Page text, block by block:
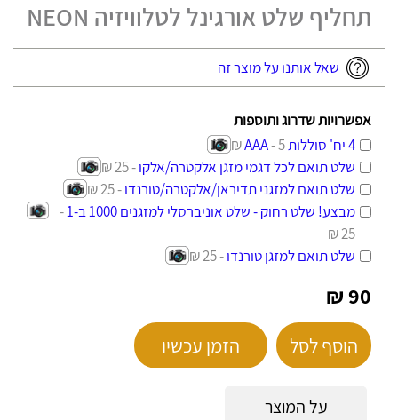
תחליף שלט אורגינל לטלוויזיה NEON
שאל אותנו על מוצר זה
אפשרויות שדרוג ותוספות
4 יח' סוללות AAA
- 5 ₪
שלט תואם לכל דגמי מזגן אלקטרה/אלקו- 25 ₪
שלט תואם למזגני תדיראן/אלקטרה/טורנדו- 25 ₪
מבצע! שלט רחוק - שלט אוניברסלי למזגנים 1000 ב-1
-
25 ₪
שלט תואם למזגן טורנדו- 25 ₪
90 ₪
הוסף לסל הזמן עכשיו
על המוצר